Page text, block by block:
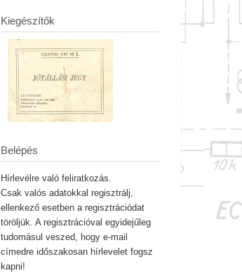
Kiegészítők
Belépés
Hírlevélre való feliratkozás.
Csak valós adatokkal regisztrálj,
ellenkező esetben a regisztrációdat
töröljük. A regisztrációval egyidejűleg
tudomásul veszed, hogy e-mail
címedre időszakosan hírlevelet fogsz
kapni!